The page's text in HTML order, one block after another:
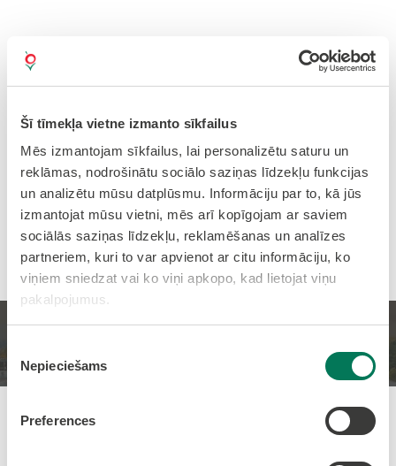
Šī tīmekļa vietne izmanto sīkfailus
Mēs izmantojam sīkfailus, lai personalizētu saturu un
reklāmas, nodrošinātu sociālo saziņas līdzekļu funkcijas
un analizētu mūsu datplūsmu. Informāciju par to, kā jūs
izmantojat mūsu vietni, mēs arī kopīgojam ar saviem
sociālās saziņas līdzekļu, reklamēšanas un analīzes
partneriem, kuri to var apvienot ar citu informāciju, ko
viņiem sniedzat vai ko viņi apkopo, kad lietojat viņu
pakalpojumus.
izvēle
Nepieciešams
Preferences